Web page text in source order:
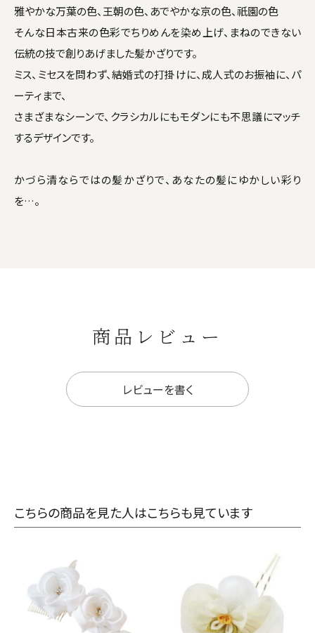
雅やかな万葉の色、王朝の色、あでやかな京の色、祇園の色
そんな日本古来の色彩でちりめんを染め上げ、まねのできない
伝統の技で創りあげました髪かざりです。
ミス、ミセスを問わず、結婚式の打掛けに、成人式のお振袖に、パ
ーティまで、
さまざまなシーンで、クラシカルにもモダンにも不思議にマッチ
するデザインです。
かづら清ならではの髪かざりで、あなたの髪にゆかしい彩り
を…。
商品レビュー
レビューを書く
こちらの商品を見た人はこちらも見ています